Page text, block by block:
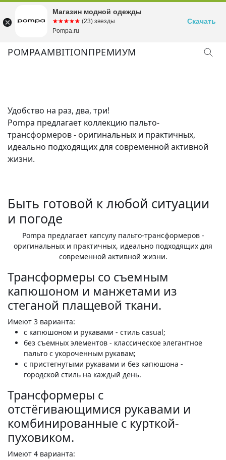
POMPAAMBITIONПРЕМИУМ
Удобство на раз, два, три!
Pompa предлагает коллекцию пальто-
трансформеров - оригинальных и практичных,
идеально подходящих для современной активной
жизни.
Быть готовой к любой ситуации
и погоде
Pompa предлагает капсулу пальто-трансформеров -
оригинальных и практичных, идеально подходящих для
современной активной жизни.
Трансформеры со съемным
капюшоном и манжетами из
стеганой плащевой ткани.
Имеют 3 варианта:
с капюшоном и рукавами - стиль casual;
без съемных элементов - классическое элегантное
пальто с укороченным рукавам;
с пристегнутыми рукавами и без капюшона -
городской стиль на каждый день.
Трансформеры с
отстёгивающимися рукавами и
комбинированные с курткой-
пуховиком.
Имеют 4 варианта:
Магазин модной одежды
☆☆☆☆☆
★★★★★ (23) звезды
Pompa.ru
Скачать